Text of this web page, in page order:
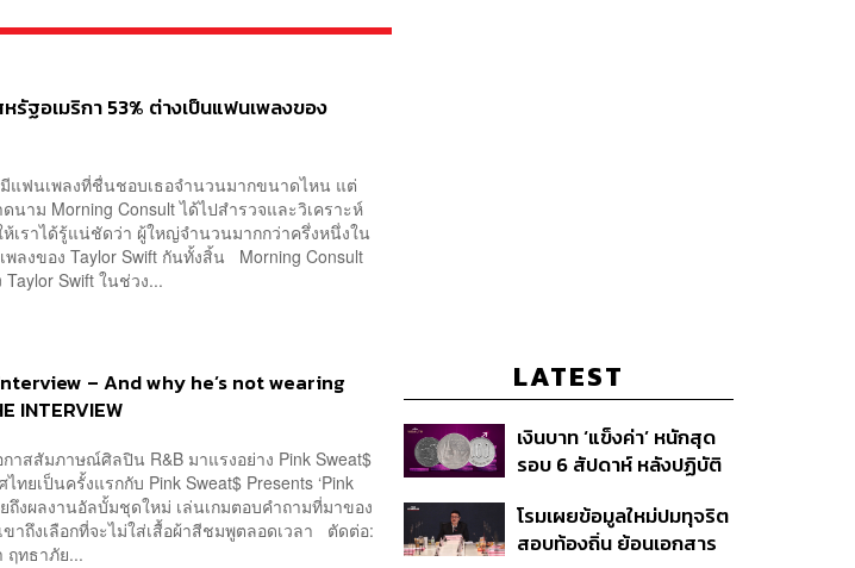
รัฐอเมริกา 53% ต่างเป็นแฟนเพลงของ
มีแฟนเพลงที่ชื่นชอบเธอจำนวนมากขนาดไหน แต่
นาม Morning Consult ได้ไปสำรวจและวิเคราะห์
เราได้รู้แน่ชัดว่า ผู้ใหญ่จำนวนมากกว่าครึ่งหนึ่งใน
พลงของ Taylor Swift กันทั้งสิ้น Morning Consult
Swift ในช่วง...
– And why he’s not wearing
INTERVIEW
กาสสัมภาษณ์ศิลปิน R&B มาแรงอย่าง Pink Sweat$
ทยเป็นครั้งแรกกับ Pink Sweat$ Presents ‘Pink
ยถึงผลงานอัลบั้มชุดใหม่ เล่นเกมตอบคำถามที่มาของ
ขาถึงเลือกที่จะไม่ใส่เสื้อผ้าสีชมพูตลอดเวลา ตัดต่อ:
ฤทธาภัย...
LATEST
เงินบาท ‘แข็งค่า’ หนักสุด
รอบ 6 สัปดาห์ หลังปฏิบัติ
สหรัฐฯ-ญี่ปุ่น Standard
Chartered เปิดเป้าสิ้นปีนี้
โรมเผยข้อมูลใหม่ปมทุจริต
สอบท้องถิ่น ย้อนเอกสาร